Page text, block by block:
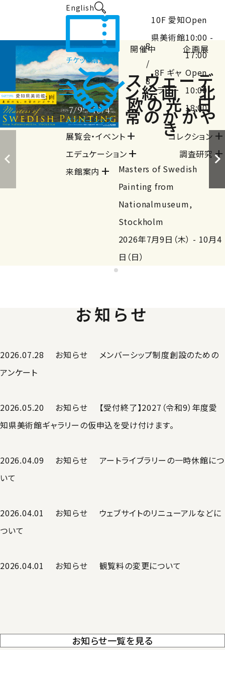
English
チケット購入
メンバーシップ
8
/
8
10F 愛知
県美術館
Open
10:00 -
17:00
8F ギャ
ラリー
Open
10:00 -
18:00
展覧会・イベント add コレクション add
エデュケーション add 調査研究 add
来館案内 add
閉じる close
開催中 企画展
スウェーデ
ン絵画 北
欧の光、日
常のかがや
き
Masters of Swedish
Painting from
Nationalmuseum,
Stockholm
2026年7月9日（木） - 10月4
日（日）
お知らせ
2026.07.28 お知らせ
メンバーシップ制度創設のための
アンケート
2026.05.20 お知らせ
【受付終了】2027（令和9）年度愛
知県美術館ギャラリーの仮申込を受け付けます。
2026.04.09 お知らせ
アートライブラリーの一時休館につ
いて
2026.04.01 お知らせ
ウェブサイトのリニューアルなどに
ついて
2026.04.01 お知らせ 観覧料の変更について
お知らせ一覧を見る